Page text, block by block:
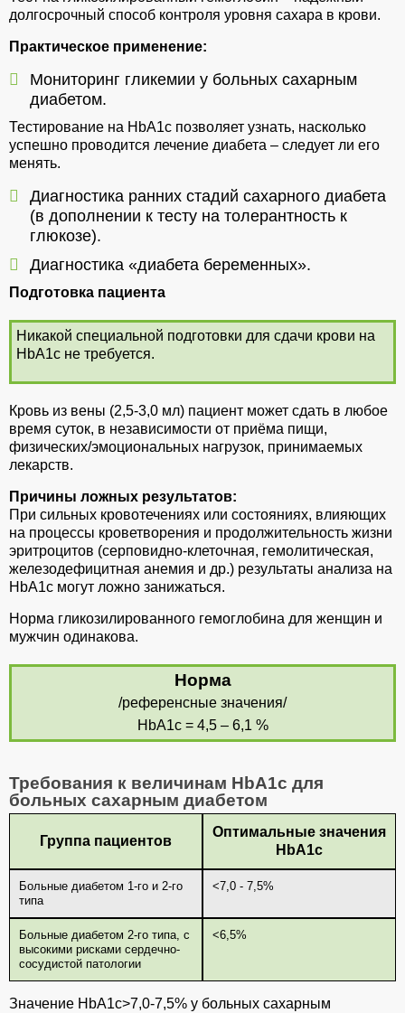
долгосрочный способ контроля уровня сахара в крови.
Практическое применение:
Мониторинг гликемии у больных сахарным
диабетом.
Тестирование на HbА1с позволяет узнать, насколько
успешно проводится лечение диабета – следует ли его
менять.
Диагностика ранних стадий сахарного диабета
(в дополнении к тесту на толерантность к
глюкозе).
Диагностика «диабета беременных».
Подготовка пациента
Никакой специальной подготовки для сдачи крови на
HbА1с не требуется.
Кровь из вены (2,5-3,0 мл) пациент может сдать в любое
время суток, в независимости от приёма пищи,
физических/эмоциональных нагрузок, принимаемых
лекарств.
Причины ложных результатов:
При сильных кровотечениях или состояниях, влияющих
на процессы кроветворения и продолжительность жизни
эритроцитов (серповидно-клеточная, гемолитическая,
железодефицитная анемия и др.) результаты анализа на
HbА1с могут ложно занижаться.
Норма гликозилированного гемоглобина для женщин и
мужчин одинакова.
Норма
/референсные значения/
HbА1c = 4,5 – 6,1 %
Требования к величинам HbА1c для
больных сахарным диабетом
Группа пациентов
Оптимальные значения
HbА1c
Больные диабетом 1-го и 2-го
типа
<7,0 - 7,5%
Больные диабетом 2-го типа, с
высокими рисками сердечно-
сосудистой патологии
<6,5%
Значение HbА1с>7,0-7,5% у больных сахарным